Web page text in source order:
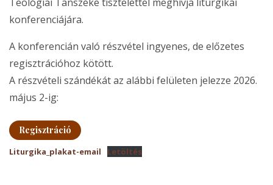
konferenciájára.
A konferencián való részvétel ingyenes, de előzetes
regisztrációhoz kötött.
A részvételi szándékát az alábbi felületen jelezze 2026.
május 2-ig:
Regisztráció
Liturgika_plakat-email Letöltés